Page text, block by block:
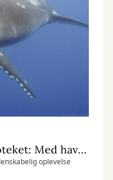
Livestreaming Hovedbiblioteket: Med havets kæmper på jagt
oplevelse